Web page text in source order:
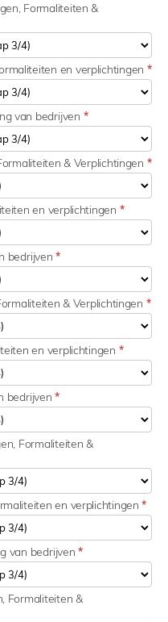
Formaliteiten &
en verplichtingen *
van bedrijven *
& Verplichtingen *
en verplichtingen *
bedrijven*
& Verplichtingen *
en verplichtingen *
bedrijven*
Formaliteiten &
en verplichtingen*
van bedrijven*
Formaliteiten &